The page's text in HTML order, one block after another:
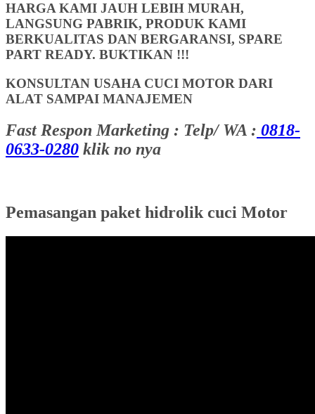
HARGA KAMI JAUH LEBIH MURAH,
LANGSUNG PABRIK, PRODUK KAMI
BERKUALITAS DAN BERGARANSI, SPARE
PART READY. BUKTIKAN !!!
KONSULTAN USAHA CUCI MOTOR DARI
ALAT SAMPAI MANAJEMEN
Fast Respon Marketing : Telp/ WA : 0818-
0633-0280 klik no nya
Pemasangan paket hidrolik cuci Motor